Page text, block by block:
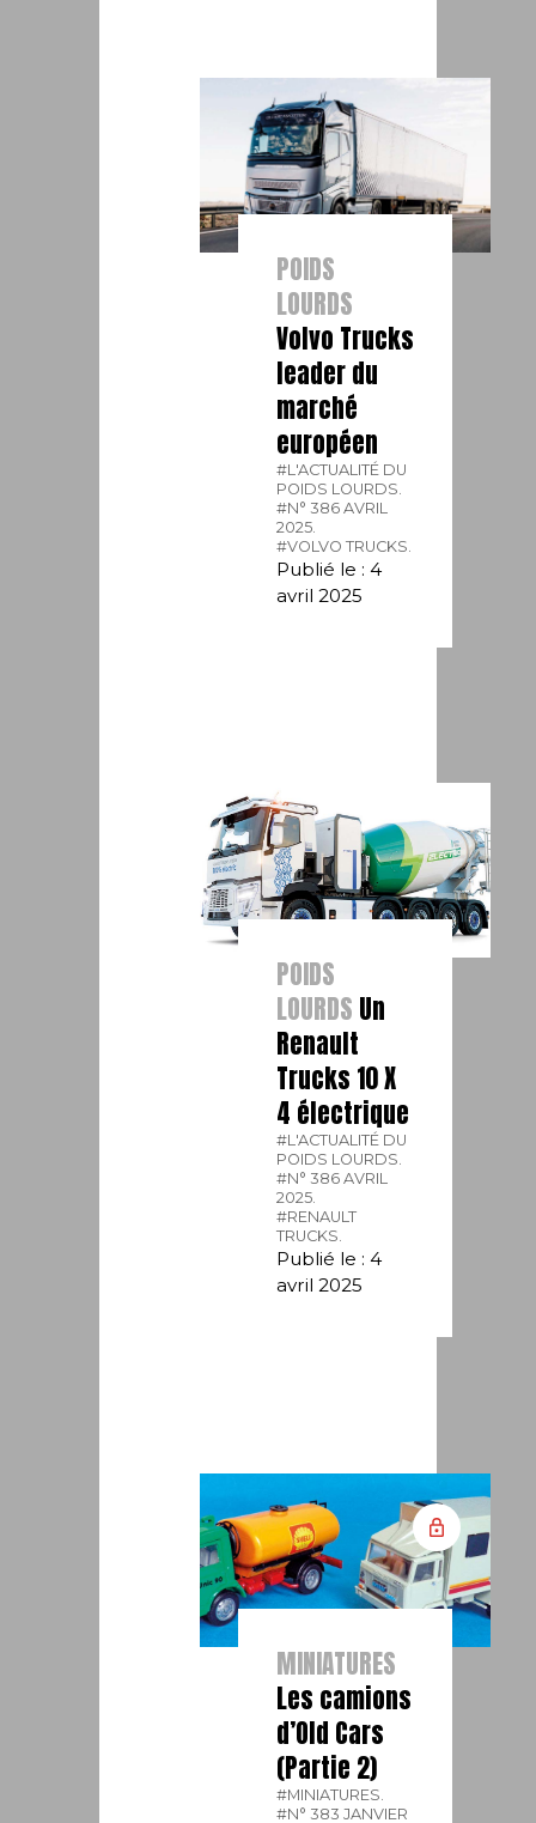
POIDS
LOURDS
Volvo Trucks
leader du
marché
européen
#L'ACTUALITÉ DU
POIDS LOURDS.
#N° 386 AVRIL
2025.
#VOLVO TRUCKS.
Publié le : 4
avril 2025
POIDS
LOURDS Un
Renault
Trucks 10 X
4 électrique
#L'ACTUALITÉ DU
POIDS LOURDS.
#N° 386 AVRIL
2025.
#RENAULT
TRUCKS.
Publié le : 4
avril 2025
MINIATURES
Les camions
d’Old Cars
(Partie 2)
#MINIATURES.
#N° 383 JANVIER